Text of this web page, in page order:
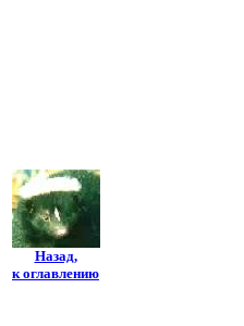
Назад,
к оглавлению